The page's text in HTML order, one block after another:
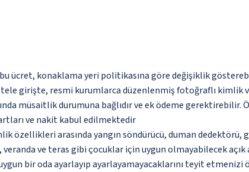
ücret, konaklama yeri politikasına göre değişiklik
girişte, resmi kurumlarca düzenlenmiş fotoğraflı kimlik
müsaitlik durumuna bağlıdır ve ek ödeme
ve nakit kabul edilmektedir
özellikleri arasında yangın söndürücü, duman dedektörü,
ve teras gibi çocuklar için uygun olmayabilecek
bir oda ayarlayıp ayarlayamayacaklarını teyit etmenizi